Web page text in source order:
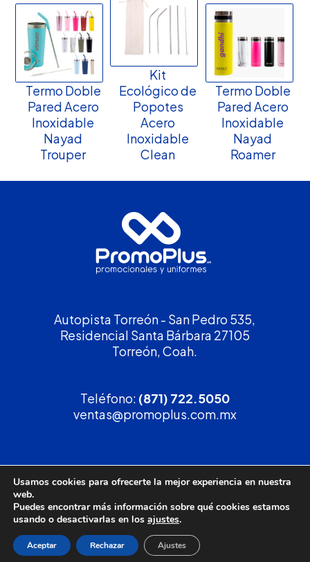
Termo Doble
Pared Acero
Inoxidable
Nayad
Trouper
Kit
Ecológico de
Popotes
Acero
Inoxidable
Clean
Termo Doble
Pared Acero
Inoxidable
Nayad
Roamer
Autopista Torreón - San Pedro 535,
Residencial Santa Bárbara 27105
Torreón, Coah.
Teléfono: (871) 722.5050
ventas@promoplus.com.mx
¡Solicita tucotización!
(800) 90 PROMO
Política de privacidad
Usamos cookies para ofrecerte la mejor experiencia en nuestra
web.
Puedes encontrar más información sobre qué cookies estamos
usando o desactivarlas en los ajustes.
Aceptar Rechazar Ajustes